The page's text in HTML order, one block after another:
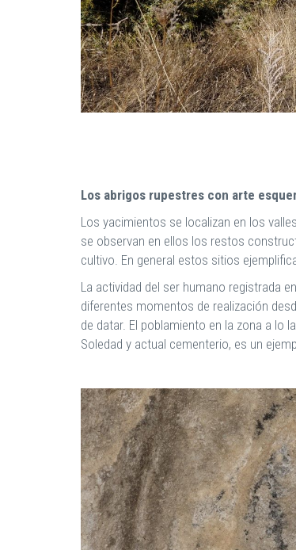
Los abrigos rupestres con arte
Los yacimientos se localizan en los
se observan en ellos los restos
cultivo. En general estos sitios
La actividad del ser humano registrada
diferentes momentos de realización
de datar. El poblamiento en la zona a lo
Soledad y actual cementerio, es un